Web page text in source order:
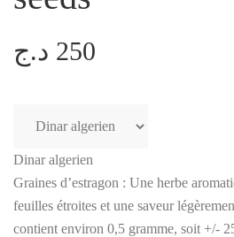
250 د.ج
Dinar algerien
Graines d’estragon : Une herbe
feuilles étroites et une saveur
contient environ 0,5 gramme, soit +/-